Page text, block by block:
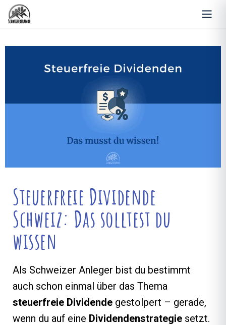
Steuerfreie Dividende
Schweiz: Das solltest du
wissen
Als Schweizer Anleger bist du bestimmt
auch schon einmal über das Thema
steuerfreie Dividende gestolpert – gerade,
wenn du auf eine Dividendenstrategie setzt.